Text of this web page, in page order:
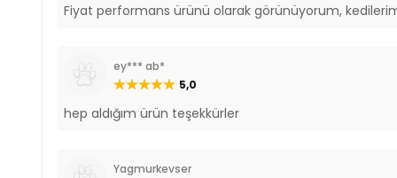
Fiyat performans ürünü olarak görünüyorum,
ey*** ab*
5,0
hep aldığım ürün teşekkürler
Yagmurkevser